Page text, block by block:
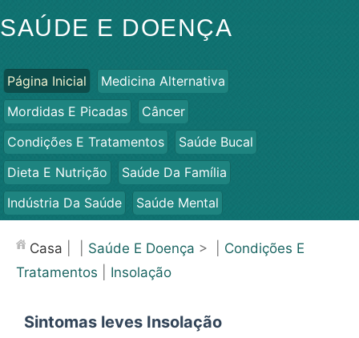
SAÚDE E DOENÇA
Página Inicial
Medicina Alternativa
Mordidas E Picadas
Câncer
Condições E Tratamentos
Saúde Bucal
Dieta E Nutrição
Saúde Da Família
Indústria Da Saúde
Saúde Mental
Saúde
Casa Saúde E Doença > | Condições E
Tratamentos
Insolação
Sintomas leves Insolação